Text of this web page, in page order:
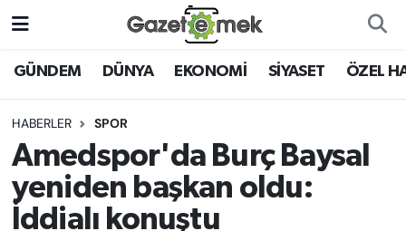
GÜNDEM DÜNYA EKONOMİ SİYASET ÖZEL
HABERLER SPOR
Amedspor'da Burç Baysal
yeniden başkan oldu:
İddialı konuştu
DÜNYA
EKONOMİ
EMEK HABERLERİ
YENİ MEDYADA EMEK
Nöbetçi Eczaneler
Hava Durumu
İstanbul Namaz Vakitleri
Trafik Durumu